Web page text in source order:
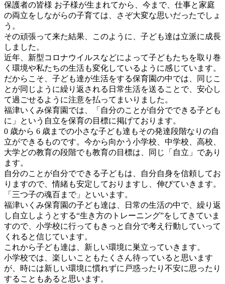
保護者の皆様 お子様が生まれてから、今まで、仕事と家庭
の両立をしながらの子育ては、さぞ大変な思いだったでしょ
う。
その頑張って来た結果、このように、子ども達は立派に成長
しました。
近年、新型コロナウイルスなどによって子どもたちを取り巻
く環境や私たちの生活も変化しているように感じています。
だからこそ、子ども達が生活をする保育園の中では、同じこ
とが同じように繰り返される日常生活を送ることで、安心し
て過ごせるように注意を払ってまいりました。
福津いくみ保育園では、「自分のことが自分でできる子ども
に」という自立を保育の目標に掲げております。
0 歳から 6 歳までの小さな子ども達もその発達段階なりの自
立ができるものです。今から向かう小学校、中学校、高校、
大学どの教育の段階でも教育の目標は、同じ「自立」であり
ます。
自分のことが自分でできる子どもは、自分自身を信頼してお
りますので、情緒も安定しておりますし、伸びていきます。
「三つ子の魂百まで」といいます。
福津いくみ保育園の子ども達は、日常の生活の中で、繰り返
し自立しようとする“生き方のトレーニング”をしてきていま
すので、小学校に行ってもきっと自分で考え行動していって
くれると信じています。
これから子ども達は、新しい環境に巣立っていきます。
小学校では、楽しいこともたくさん待っていると思います
が、時には新しい環境に慣れずに戸惑ったり不安に思ったり
することもあると思います。